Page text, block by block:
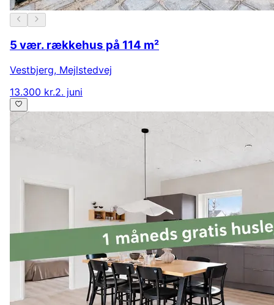
5 vær. rækkehus på 114 m²
Vestbjerg, Mejlstedvej
13.300 kr.2. juni